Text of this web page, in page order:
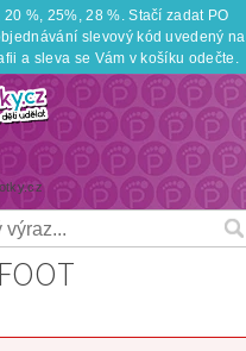
%, 25%, 28 %. Stačí zadat PO
slevový kód uvedený na
a sleva se Vám v košíku odečte.